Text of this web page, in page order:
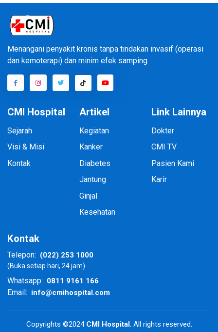
Kanker Payudara Sembuh Tanpa
Kemoterapi | RUMAH SA...
Menangani penyakit kronis tanpa tindakan invasif (operasi
dan kemoterapi) dan minim efek samping
CMI Hospital
Sejarah
Visi & Misi
Kontak
Artikel
Kegiatan
Kanker
Diabetes
Jantung
Ginjal
Kesehatan
Link Lainnya
Dokter
CMI TV
Pasien Kami
Karir
Kontak
Telepon: (022) 253 1000
(Buka setiap hari, 24 jam)
Whatsapp: 0811 9161 166
Email: info@cmihospital.com
Copyrights ©2024CMI Hospital . All rights reserved.